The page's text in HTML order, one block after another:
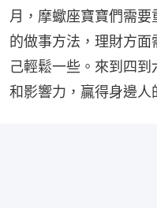
月，摩蠍座寶寶們需
的做事方法，理財方
己輕鬆一些。來到四
和影響力，贏得身邊人